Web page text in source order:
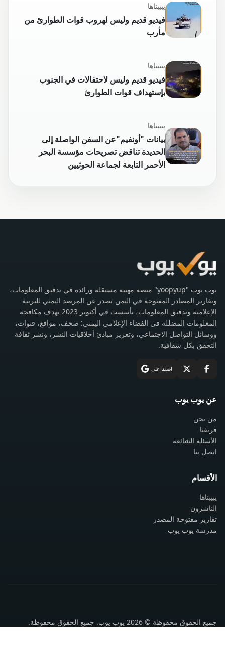
يبيبناها
فيديو قديم وليس لهروب قوات الطوارئ من
مأرب
يبيبناها
فيديو قديم وليس لاحتفالات في الجنوب
بإستهداف قوات الطوارئ
يبيبناها
بيانات "أونفيم"عن السفن الواصلة إلى
الحديدة تناقض تصريحات مؤسسة البحر
الأحمر التابعة لجماعة الحوثيين
يوب يوب "yoopyup" منصة مهنية مستقلة ورائدة في تدقيق المعلومات،
وتقارير المصادر المفتوحة في اليمن تصدر عن المرصد اليمني للتربية
الإعلامية وتدقيق المعلومات، تأسست في أكتوبر 2023 بهدف مكافحة
المعلومات المضللة في الفضاء الإعلامي اليمني: صحف، مواقع، قنوات،
ووسائل التواصل الاجتماعي، وتعزيز مبادئ أخلاقيات النشر، ونشر ثقافة
التحقق بكل شفافية.
اضفنا على
عن يوب يوب
من نحن
فريقنا
الأسئلة الشائعة
اتصل بنا
الأقسام
يبيبناها
الناشرون
تقارير مفتوحة المصدر
مدرسة يوب يوب
جميع الحقوق محفوظة © 2026 يوب يوب. جميع الحقوق محفوظة.